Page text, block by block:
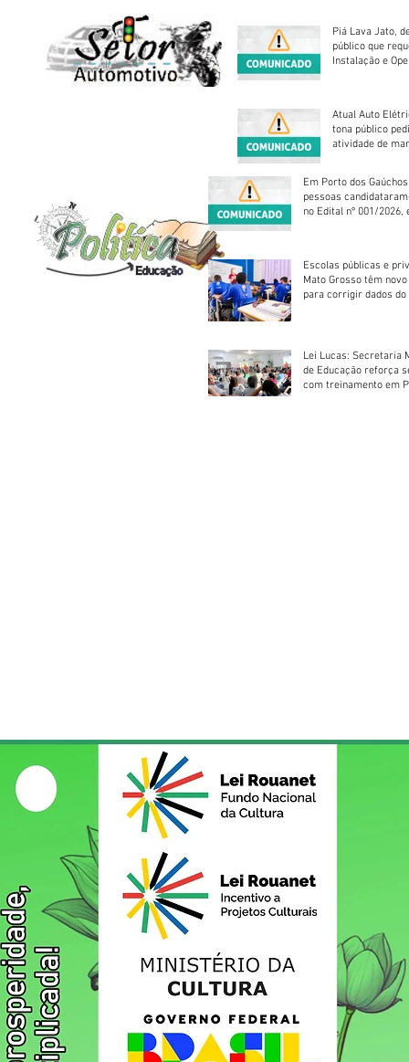
Piá Lava Jato,
público que
Instalação e
Atual Auto
tona público
atividade de
Em Porto dos
pessoas
no Edital nº 001/2026,
Escolas públicas e
Mato Grosso têm
para corrigir dados do
Lei Lucas: Secretaria
de Educação reforça
com treinamento em